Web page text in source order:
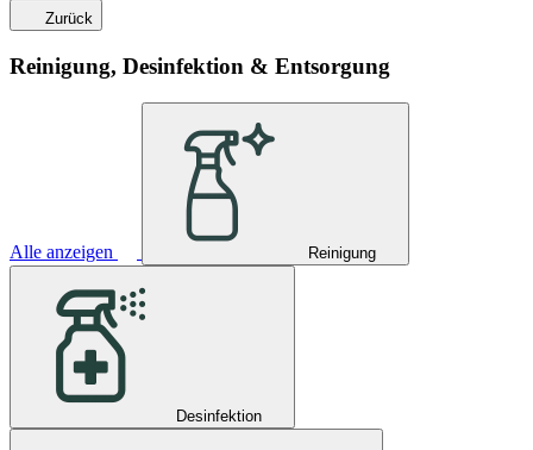
Zurück
Reinigung, Desinfektion & Entsorgung
Alle anzeigen Reinigung
Desinfektion